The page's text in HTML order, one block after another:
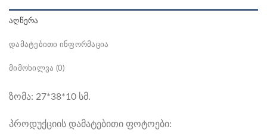
ᲐᲦᲬᲔᲠᲐ
ᲓᲐᲛᲐᲢᲔᲑᲘᲗᲘ ᲘᲜᲤᲝᲠᲛᲐᲪᲘᲐ
ᲛᲘᲛᲝᲮᲘᲚᲕᲐ (0)
ზომა: 27*38*10 სმ.
პროდუქციის დამატებითი ფოტოები: